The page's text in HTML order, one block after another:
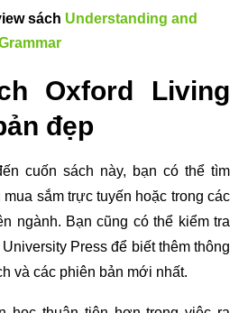
sách Understanding and
Oxford Living
đẹp
cuốn sách này, bạn có thể tìm
mua sắm trực tuyến hoặc trong các
ngành. Bạn cũng có thể kiểm tra
Press để biết thêm thông
và các phiên bản mới nhất.